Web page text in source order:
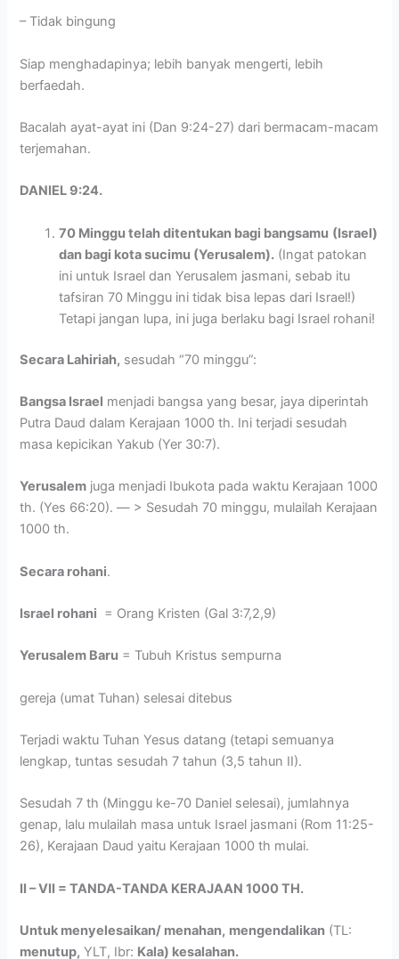
– Tidak bingung
Siap menghadapinya; lebih banyak mengerti, lebih
berfaedah.
Bacalah ayat-ayat ini (Dan 9:24-27) dari bermacam-macam
terjemahan.
DANIEL 9:24.
70 Minggu telah ditentukan bagi bangsamu (Israel)
dan bagi kota sucimu (Yerusalem). (Ingat patokan
ini untuk Israel dan Yerusalem jasmani, sebab itu
tafsiran 70 Minggu ini tidak bisa lepas dari Israel!)
Tetapi jangan lupa, ini juga berlaku bagi Israel rohani!
Secara Lahiriah, sesudah “70 minggu”:
Bangsa Israel menjadi bangsa yang besar, jaya diperintah
Putra Daud dalam Kerajaan 1000 th. Ini terjadi sesudah
masa kepicikan Yakub (Yer 30:7).
Yerusalem juga menjadi Ibukota pada waktu Kerajaan 1000
th. (Yes 66:20). — > Sesudah 70 minggu, mulailah Kerajaan
1000 th.
Secara rohani.
Israel rohani = Orang Kristen (Gal 3:7,2,9)
Yerusalem Baru = Tubuh Kristus sempurna
gereja (umat Tuhan) selesai ditebus
Terjadi waktu Tuhan Yesus datang (tetapi semuanya
lengkap, tuntas sesudah 7 tahun (3,5 tahun II).
Sesudah 7 th (Minggu ke-70 Daniel selesai), jumlahnya
genap, lalu mulailah masa untuk Israel jasmani (Rom 11:25-
26), Kerajaan Daud yaitu Kerajaan 1000 th mulai.
II – VII = TANDA-TANDA KERAJAAN 1000 TH.
Untuk menyelesaikan/ menahan, mengendalikan (TL:
menutup, YLT, Ibr: Kala) kesalahan.